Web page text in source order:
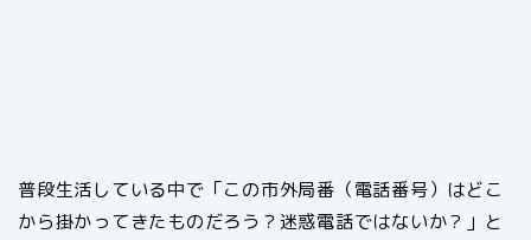
普段生活している中で「この市外局番（電話番号）はどこ
から掛かってきたものだろう？迷惑電話ではないか？」と